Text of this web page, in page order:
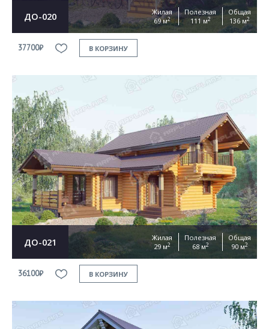
ДО-020
Жилая
69 м2
Полезная
111 м2
Общая
136 м2
37700₽ В КОРЗИНУ
ДО-021
Жилая
29 м2
Полезная
68 м2
Общая
90 м2
36100₽ В КОРЗИНУ